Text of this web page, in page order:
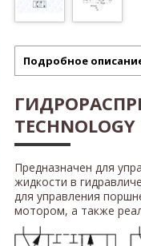
Подробное
Предназначен для
жидкости в
для управления
мотором, а также